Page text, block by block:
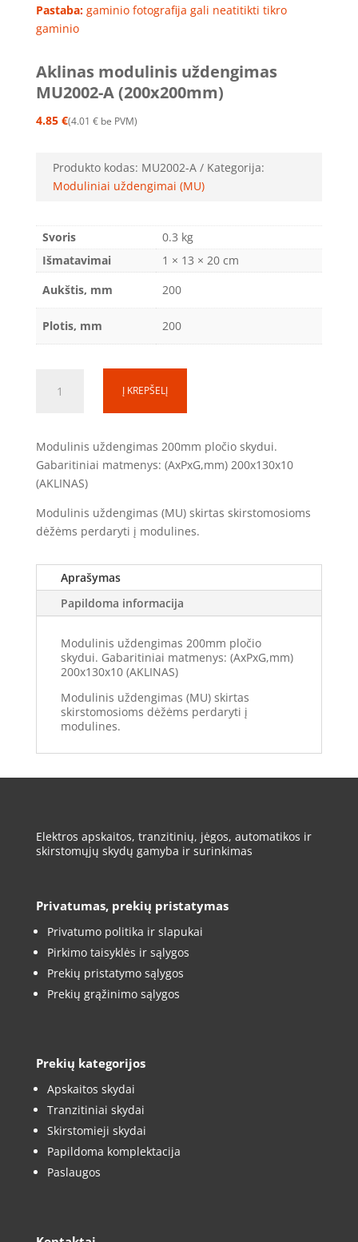
Pastaba:gaminio fotografija gali neatitikti tikro
gaminio
Aklinas modulinis uždengimas
MU2002-A (200x200mm)
4.85 € 4.01 € be PVM
Produkto kodas: MU2002-A
Kategorija:
Moduliniai uždengimai (MU)
Svoris
0.3 kg
Išmatavimai
1 × 13 × 20 cm
Aukštis, mm
200
Plotis, mm 200
kiekis:
uždengimas
MU2002-
A
(200x200mm)
Į KREPŠELĮ
Modulinis uždengimas 200mm pločio skydui.
Gabaritiniai matmenys: (AxPxG,mm) 200x130x10
(AKLINAS)
Modulinis uždengimas (MU) skirtas skirstomosioms
dėžėms perdaryti į modulines.
Aprašymas
Papildoma informacija
Modulinis uždengimas 200mm pločio
skydui. Gabaritiniai matmenys: (AxPxG,mm)
200x130x10 (AKLINAS)
Modulinis uždengimas (MU) skirtas
skirstomosioms dėžėms perdaryti į
modulines.
Elektros apskaitos, tranzitinių, jėgos, automatikos ir
skirstomųjų skydų gamyba ir surinkimas
Privatumas, prekių pristatymas
Privatumo politika ir slapukai
Pirkimo taisyklės ir sąlygos
Prekių pristatymo sąlygos
Prekių grąžinimo sąlygos
Prekių kategorijos
Apskaitos skydai
Tranzitiniai skydai
Skirstomieji skydai
Papildoma komplektacija
Paslaugos